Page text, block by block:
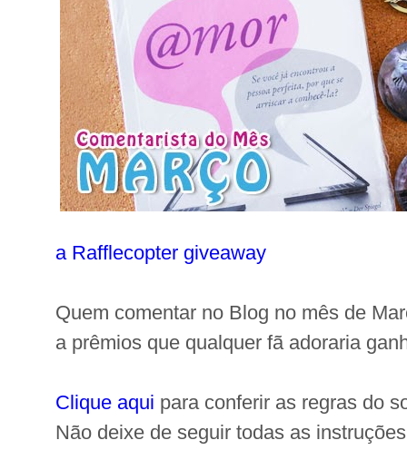
a Rafflecopter giveaway
Quem comentar no Blog no mês de
a prêmios que qualquer fã adoraria
Clique aqui para conferir as regras do
Não deixe de seguir todas as